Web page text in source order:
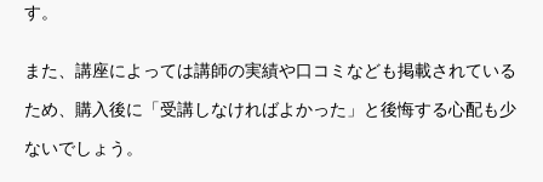
す。
また、講座によっては講師の実績や口コミなども掲載されている
ため、購入後に「受講しなければよかった」と後悔する心配も少
ないでしょう。